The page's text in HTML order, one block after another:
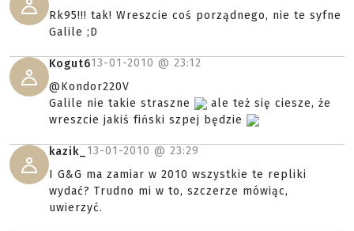
Rk95!!! tak! Wreszcie coś porządnego, nie te syfne
Galile ;D
Kogut613-01-2010 @ 23:12
@Kondor220V
Galile nie takie straszne
ale też się ciesze, że
wreszcie jakiś fiński szpej będzie
kazik_ 13-01-2010 @ 23:29
I G&G ma zamiar w 2010 wszystkie te repliki
wydać? Trudno mi w to, szczerze mówiąc,
uwierzyć.